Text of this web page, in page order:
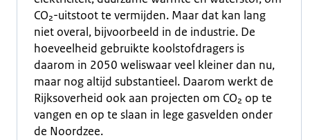
CO₂-uitstoot te vermijden. Maar dat kan lang
niet overal, bijvoorbeeld in de industrie. De
hoeveelheid gebruikte koolstofdragers is
daarom in 2050 weliswaar veel kleiner dan nu,
maar nog altijd substantieel. Daarom werkt de
Rijksoverheid ook aan projecten om CO₂ op te
vangen en op te slaan in lege gasvelden onder
de Noordzee.